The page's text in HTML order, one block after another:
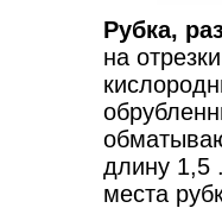
Рубка,
на
длину 1,5
места